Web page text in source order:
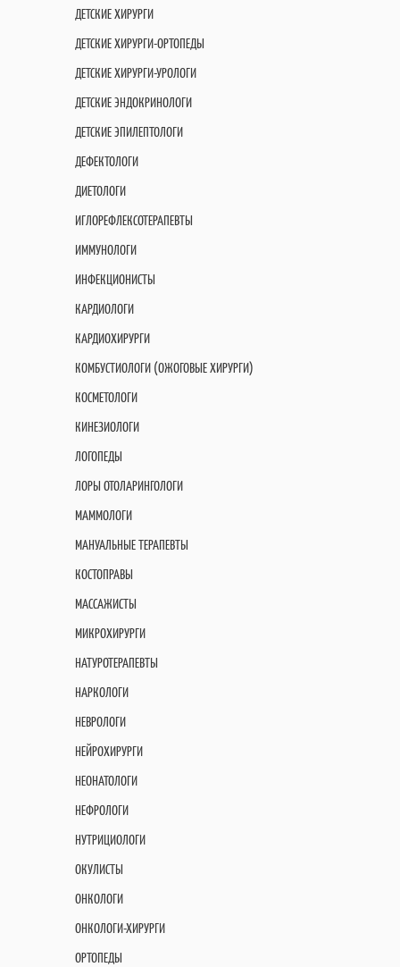
ДЕТСКИЕ ХИРУРГИ
ДЕТСКИЕ ХИРУРГИ-ОРТОПЕДЫ
ДЕТСКИЕ ХИРУРГИ-УРОЛОГИ
ДЕТСКИЕ ЭНДОКРИНОЛОГИ
ДЕТСКИЕ ЭПИЛЕПТОЛОГИ
ДЕФЕКТОЛОГИ
ДИЕТОЛОГИ
ИГЛОРЕФЛЕКСОТЕРАПЕВТЫ
ИММУНОЛОГИ
ИНФЕКЦИОНИСТЫ
КАРДИОЛОГИ
КАРДИОХИРУРГИ
КОМБУСТИОЛОГИ (ОЖОГОВЫЕ ХИРУРГИ)
КОСМЕТОЛОГИ
КИНЕЗИОЛОГИ
ЛОГОПЕДЫ
ЛОРЫ ОТОЛАРИНГОЛОГИ
МАММОЛОГИ
МАНУАЛЬНЫЕ ТЕРАПЕВТЫ
КОСТОПРАВЫ
МАССАЖИСТЫ
МИКРОХИРУРГИ
НАТУРОТЕРАПЕВТЫ
НАРКОЛОГИ
НЕВРОЛОГИ
НЕЙРОХИРУРГИ
НЕОНАТОЛОГИ
НЕФРОЛОГИ
НУТРИЦИОЛОГИ
ОКУЛИСТЫ
ОНКОЛОГИ
ОНКОЛОГИ-ХИРУРГИ
ОРТОПЕДЫ